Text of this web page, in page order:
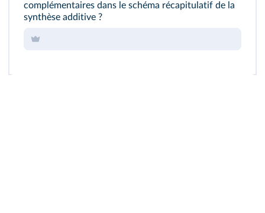
complémentaires dans le schéma récapitulatif de la
synthèse additive ?